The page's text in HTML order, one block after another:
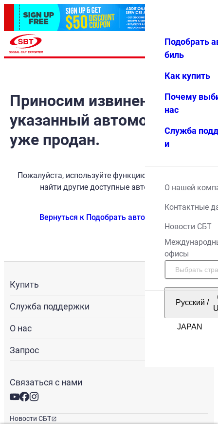
Избранн
Меню
Подобрать
биль
Как купить
Почему
нас
Служба
и
О нашей
Контактные
Новости СБТ
офисы
Русский /
Приносим извинения, но
указанный автомобиль
уже продан.
Пожалуйста, используйте функцию поиска, чтобы
найти другие доступные автомобили.
Вернуться к Подобрать автомобиль
Купить
Служба поддержки
О нас
Запрос
Связаться с нами
Новости СБТ